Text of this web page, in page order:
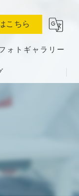
こちら
ォトギャラリー